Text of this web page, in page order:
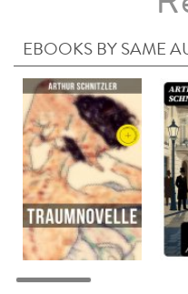
EBOOKS BY SAME